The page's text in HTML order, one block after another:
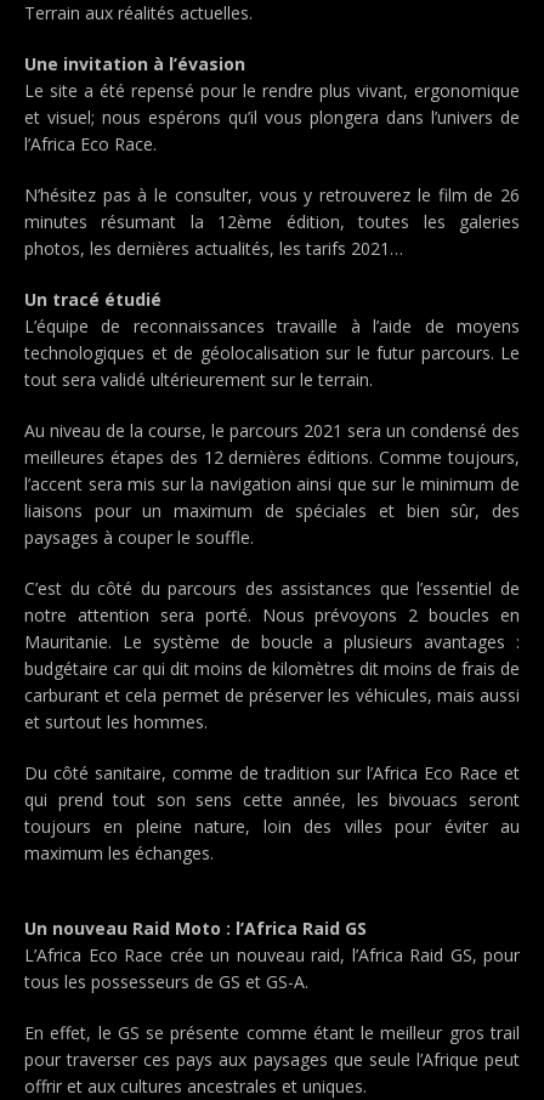
Terrain aux réalités actuelles.
Une invitation à l’évasion
Le site a été repensé pour le rendre plus vivant, ergonomique
et visuel; nous espérons qu’il vous plongera dans l’univers de
l’Africa Eco Race.
N’hésitez pas à le consulter, vous y retrouverez le film de 26
minutes résumant la 12ème édition, toutes les galeries
photos, les dernières actualités, les tarifs 2021…
Un tracé étudié
L’équipe de reconnaissances travaille à l’aide de moyens
technologiques et de géolocalisation sur le futur parcours. Le
tout sera validé ultérieurement sur le terrain.
Au niveau de la course, le parcours 2021 sera un condensé des
meilleures étapes des 12 dernières éditions. Comme toujours,
l’accent sera mis sur la navigation ainsi que sur le minimum de
liaisons pour un maximum de spéciales et bien sûr, des
paysages à couper le souffle.
C’est du côté du parcours des assistances que l’essentiel de
notre attention sera porté. Nous prévoyons 2 boucles en
Mauritanie. Le système de boucle a plusieurs avantages :
budgétaire car qui dit moins de kilomètres dit moins de frais de
carburant et cela permet de préserver les véhicules, mais aussi
et surtout les hommes.
Du côté sanitaire, comme de tradition sur l’Africa Eco Race et
qui prend tout son sens cette année, les bivouacs seront
toujours en pleine nature, loin des villes pour éviter au
maximum les échanges.
Un nouveau Raid Moto : l’Africa Raid GS
L’Africa Eco Race crée un nouveau raid, l’Africa Raid GS, pour
tous les possesseurs de GS et GS-A.
En effet, le GS se présente comme étant le meilleur gros trail
pour traverser ces pays aux paysages que seule l’Afrique peut
offrir et aux cultures ancestrales et uniques.